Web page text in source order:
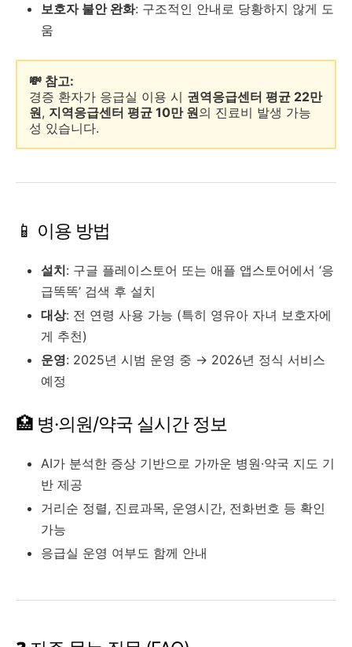
보호자 불안 완화: 구조적인 안내로 당황하지 않게 도
움
💸 참고:
경증 환자가 응급실 이용 시 권역응급센터 평균 22만
원, 지역응급센터 평균 10만 원의 진료비 발생 가능
성 있습니다.
📱 이용 방법
설치: 구글 플레이스토어 또는 애플 앱스토어에서 ‘응
급똑똑’ 검색 후 설치
대상: 전 연령 사용 가능 (특히 영유아 자녀 보호자에
게 추천)
운영: 2025년 시범 운영 중 → 2026년 정식 서비스
예정
🏥 병·의원/약국 실시간 정보
AI가 분석한 증상 기반으로 가까운 병원·약국 지도 기
반 제공
거리순 정렬, 진료과목, 운영시간, 전화번호 등 확인
가능
응급실 운영 여부도 함께 안내